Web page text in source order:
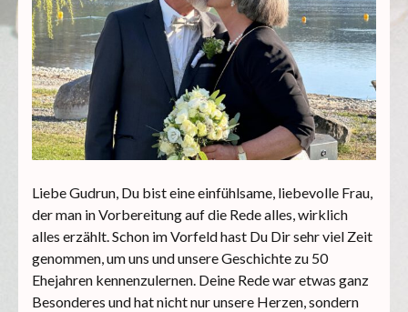
Liebe Gudrun, Du bist eine einfühlsame, liebevolle Frau,
der man in Vorbereitung auf die Rede alles, wirklich
alles erzählt. Schon im Vorfeld hast Du Dir sehr viel Zeit
genommen, um uns und unsere Geschichte zu 50
Ehejahren kennenzulernen. Deine Rede war etwas ganz
Besonderes und hat nicht nur unsere Herzen, sondern